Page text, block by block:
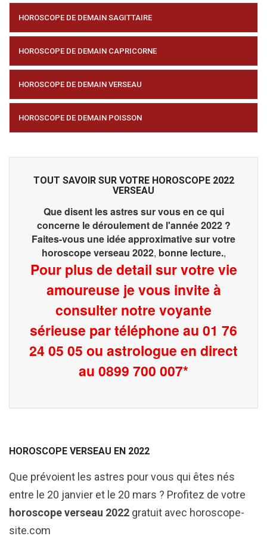
HOROSCOPE DE DEMAIN SAGITTAIRE
HOROSCOPE DE DEMAIN CAPRICORNE
HOROSCOPE DE DEMAIN VERSEAU
HOROSCOPE DE DEMAIN POISSON
TOUT SAVOIR SUR VOTRE HOROSCOPE 2022
VERSEAU
Que disent les astres sur vous en ce qui
concerne le déroulement de l'année 2022 ?
Faites-vous une idée approximative sur votre
horoscope verseau 2022, bonne lecture.,
Pour plus de detail sur votre vie
amoureuse je vous invite à
consulter notre voyante
sérieuse par téléphone au 01 76
24 05 05 ou astrologue en direct
au 0899 700 007*
HOROSCOPE VERSEAU EN 2022
Que prévoient les astres pour vous qui êtes nés
entre le 20 janvier et le 20 mars ? Profitez de votre
horoscope verseau 2022 gratuit avec horoscope-
site.com